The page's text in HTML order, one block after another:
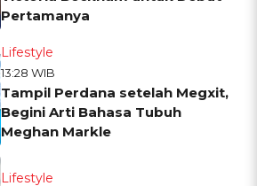
Pertamanya
Lifestyle
13:28 WIB
Tampil Perdana setelah Megxit,
Begini Arti Bahasa Tubuh
Meghan Markle
Lifestyle